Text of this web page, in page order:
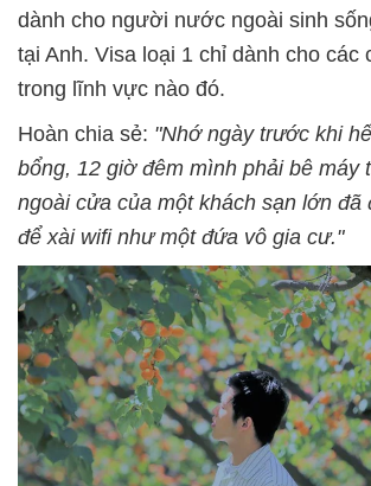
dành cho người nước ngoài sinh
tại Anh. Visa loại 1 chỉ dành cho các
trong lĩnh vực nào đó.
Hoàn chia sẻ: "Nhớ ngày trước khi
bổng, 12 giờ đêm mình phải bê máy
ngoài cửa của một khách sạn lớn đã
để xài wifi như một đứa vô gia cư."